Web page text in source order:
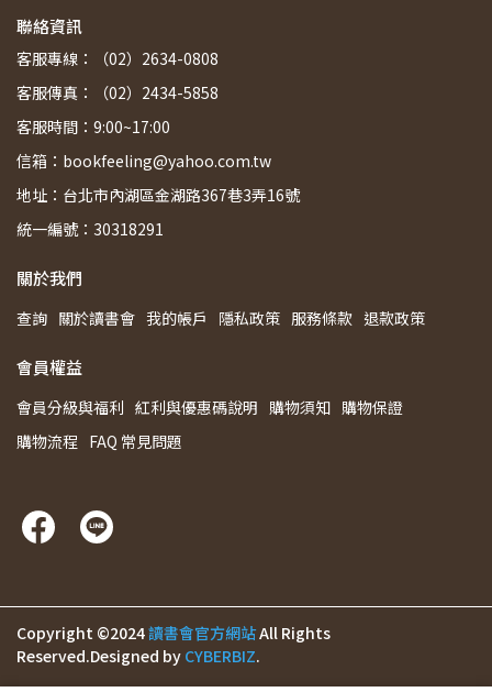
聯絡資訊
客服專線：（02）2634-0808
客服傳真：（02）2434-5858
客服時間：9:00~17:00
信箱：bookfeeling@yahoo.com.tw
地址：台北市內湖區金湖路367巷3弄16號
統一編號：30318291
關於我們
查詢 關於讀書會 我的帳戶 隱私政策 服務條款 退款政策
會員權益
會員分級與福利 紅利與優惠碼說明 購物須知 購物保證
購物流程 FAQ 常見問題
Copyright ©2024讀書會官方網站All Rights
Reserved.Designed by CYBERBIZ.